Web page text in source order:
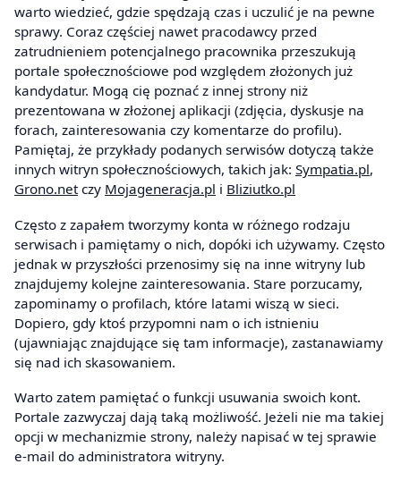
warto wiedzieć, gdzie spędzają czas i uczulić je na pewne
sprawy. Coraz częściej nawet pracodawcy przed
zatrudnieniem potencjalnego pracownika przeszukują
portale społecznościowe pod względem złożonych już
kandydatur. Mogą cię poznać z innej strony niż
prezentowana w złożonej aplikacji (zdjęcia, dyskusje na
forach, zainteresowania czy komentarze do profilu).
Pamiętaj, że przykłady podanych serwisów dotyczą także
innych witryn społecznościowych, takich jak: Sympatia.pl,
Grono.netczy Mojageneracja.pl i Bliziutko.pl
Często z zapałem tworzymy konta w różnego rodzaju
serwisach i pamiętamy o nich, dopóki ich używamy. Często
jednak w przyszłości przenosimy się na inne witryny lub
znajdujemy kolejne zainteresowania. Stare porzucamy,
zapominamy o profilach, które latami wiszą w sieci.
Dopiero, gdy ktoś przypomni nam o ich istnieniu
(ujawniając znajdujące się tam informacje), zastanawiamy
się nad ich skasowaniem.
Warto zatem pamiętać o funkcji usuwania swoich kont.
Portale zazwyczaj dają taką możliwość. Jeżeli nie ma takiej
opcji w mechanizmie strony, należy napisać w tej sprawie
e-mail do administratora witryny.